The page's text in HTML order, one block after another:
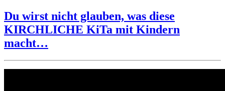
zur
Gesundheit
Du wirst nicht glauben, was diese
KIRCHLICHE KiTa mit Kindern
macht…